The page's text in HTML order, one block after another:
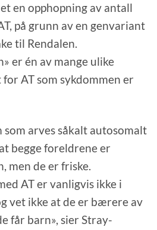
en opphopning av antall
på grunn av en genvariant
til Rendalen.
er én av mange ulike
AT som sykdommen er
som arves såkalt autosomalt
begge foreldrene er
men de er friske.
AT er vanligvis ikke i
vet ikke at de er bærere av
får barn», sier Stray-